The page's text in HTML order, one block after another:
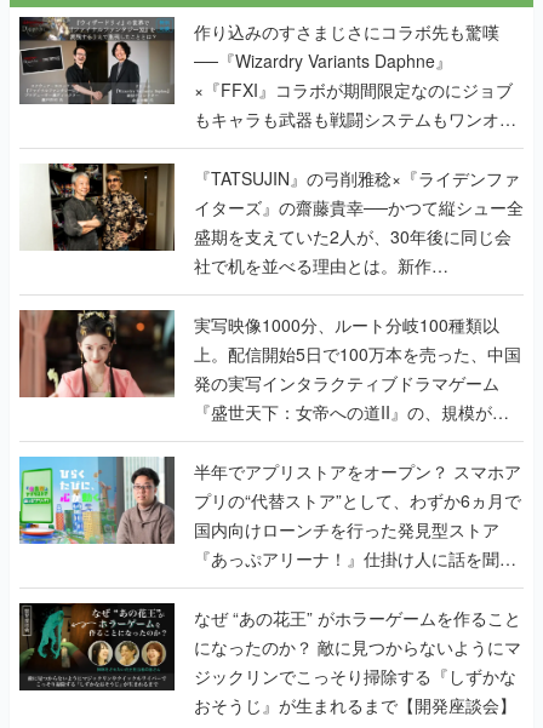
作り込みのすさまじさにコラボ先も驚嘆
──『Wizardry Variants Daphne』
×『FFXI』コラボが期間限定なのにジョブ
もキャラも武器も戦闘システムもワンオフ
で作り込まれた理由を両ディレクターに聞
く
『TATSUJIN』の弓削雅稔×『ライデンファ
イターズ』の齋藤貴幸──かつて縦シュー全
盛期を支えていた2人が、30年後に同じ会
社で机を並べる理由とは。新作
『TATSUJIN EXTREME』で初タッグを組
んだレジェンド2人に訊く開発秘話
実写映像1000分、ルート分岐100種類以
上。配信開始5日で100万本を売った、中国
発の実写インタラクティブドラマゲーム
『盛世天下：女帝への道II』の、規模が違
うこだわりをプロデューサーに聞いた
半年でアプリストアをオープン？ スマホア
プリの“代替ストア”として、わずか6ヵ月で
国内向けローンチを行った発見型ストア
『あっぷアリーナ！』仕掛け人に話を聞い
てみた
なぜ “あの花王” がホラーゲームを作ること
になったのか？ 敵に見つからないようにマ
ジックリンでこっそり掃除する『しずかな
おそうじ』が生まれるまで【開発座談会】